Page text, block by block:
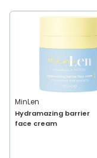
MinLen
Hydramazing barrier
face cream